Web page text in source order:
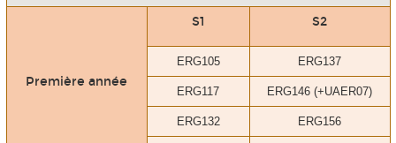
Première année
S1 S2
ERG105 ERG137
ERG117 ERG146 (+UAER07)
ERG132 ERG156